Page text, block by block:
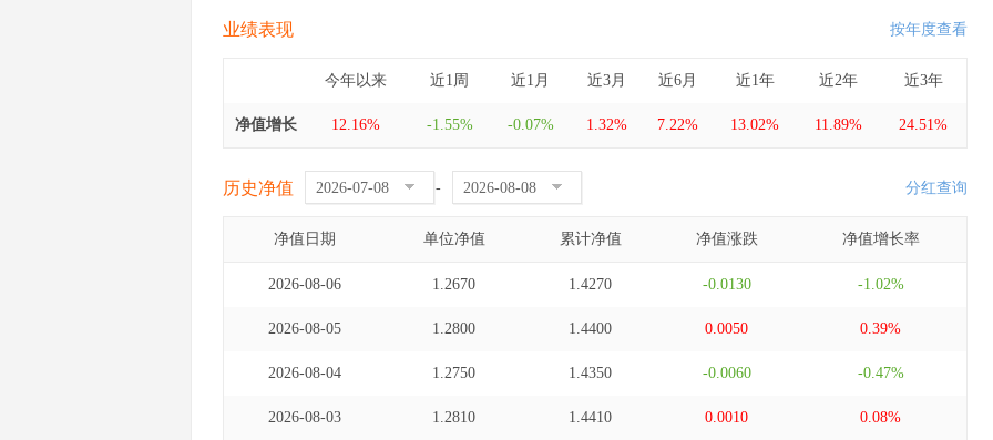
业绩表现 按年度查看
今年以来 近1周 近1月 近3月 近6月 近1年 近2年 近3年
净值增长 12.16% -1.55% -0.07% 1.32% 7.22% 13.02% 11.89% 24.51%
历史净值 - 分红查询
净值日期 单位净值 累计净值 净值涨跌 净值增长率
2026-08-06 1.2670 1.4270 -0.0130 -1.02%
2026-08-05 1.2800 1.4400 0.0050 0.39%
2026-08-04 1.2750 1.4350 -0.0060 -0.47%
2026-08-03 1.2810 1.4410 0.0010 0.08%